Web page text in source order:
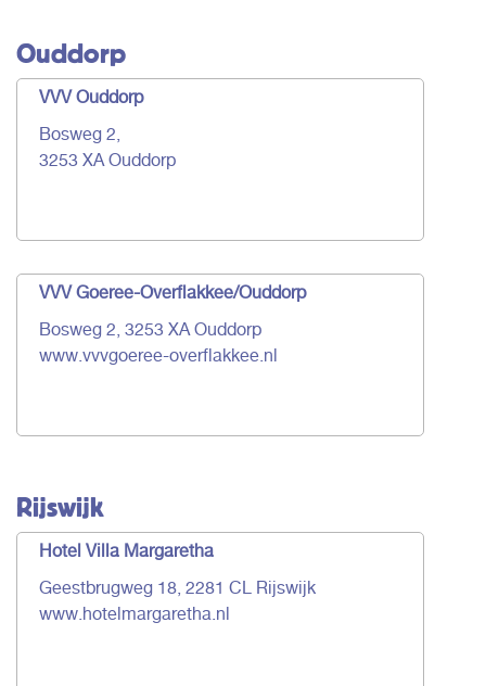
Ouddorp
VVV Ouddorp
Bosweg 2,
3253 XA Ouddorp
VVV Goeree-Overflakkee/Ouddorp
Bosweg 2, 3253 XA Ouddorp
www.vvvgoeree-overflakkee.nl
Rijswijk
Hotel Villa Margaretha
Geestbrugweg 18, 2281 CL Rijswijk
www.hotelmargaretha.nl